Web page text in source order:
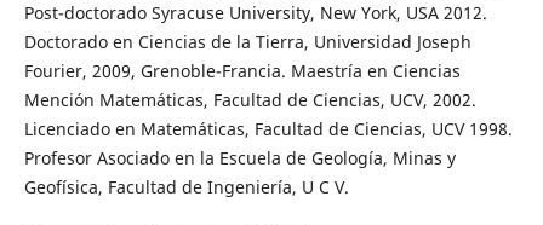
Post-doctorado Syracuse University, New York, USA 2012.
Doctorado en Ciencias de la Tierra, Universidad Joseph
Fourier, 2009, Grenoble-Francia. Maestría en Ciencias
Mención Matemáticas, Facultad de Ciencias, UCV, 2002.
Licenciado en Matemáticas, Facultad de Ciencias, UCV 1998.
Profesor Asociado en la Escuela de Geología, Minas y
Geofísica, Facultad de Ingeniería, U C V.